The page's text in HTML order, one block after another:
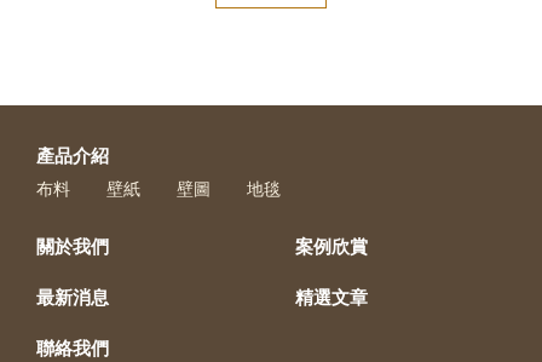
產品介紹
布料 壁紙 壁圖 地毯
關於我們 案例欣賞
最新消息 精選文章
聯絡我們